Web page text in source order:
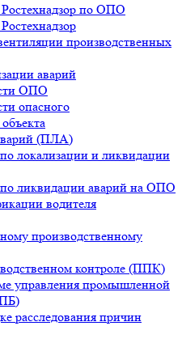
по ОПО
производственных
аварий
ОПО
опасного
(ПЛА)
локализации и ликвидации
ликвидации аварий на ОПО
водителя
производственному
контроле (ППК)
управления промышленной
расследования причин